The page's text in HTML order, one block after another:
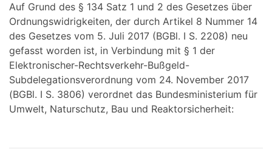
Auf Grund des § 134 Satz 1 und 2 des Gesetzes über
Ordnungswidrigkeiten, der durch Artikel 8 Nummer 14
des Gesetzes vom 5. Juli 2017 (BGBl. I S. 2208) neu
gefasst worden ist, in Verbindung mit § 1 der
Elektronischer-Rechtsverkehr-Bußgeld-
Subdelegationsverordnung vom 24. November 2017
(BGBl. I S. 3806) verordnet das Bundesministerium für
Umwelt, Naturschutz, Bau und Reaktorsicherheit: